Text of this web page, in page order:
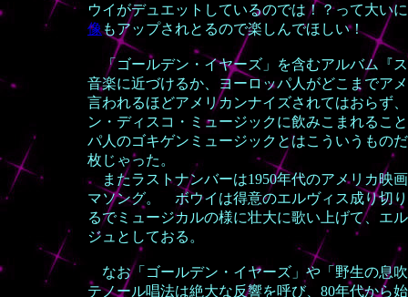
ウイがデュエットしているのでは！？って大い
像もアップされとるので楽しんでほしい！
「ゴールデン・イヤーズ」を含むアルバム『
音楽に近づけるか、ヨーロッパ人がどこまでア
言われるほどアメリカンナイズされてはおらず
ン・ディスコ・ミュージックに飲みこまれるこ
パ人のゴキゲンミュージックとはこういうもの
枚じゃった。
またラストナンバーは1950年代のアメリカ映
マソング。 ボウイは得意のエルヴィス成り切
るでミュージカルの様に壮大に歌い上げて、エ
ジュとしておる。
なお「ゴールデン・イヤーズ」や「野生の息
テノール唱法は絶大な反響を呼び、80年代から